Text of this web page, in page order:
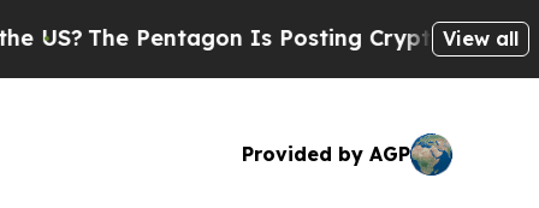
The Pentagon Is Posting Cryptic BiblicalView all
Provided by AGP